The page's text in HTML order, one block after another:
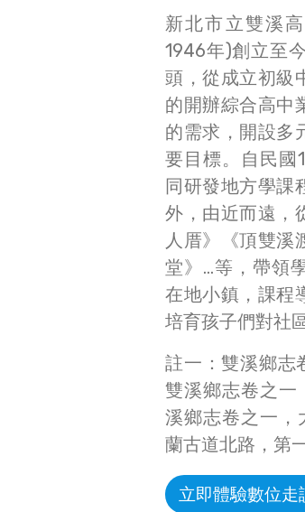
新北市立雙溪
1946年)創立至
頭，從成立初級
的開辦綜合高中
的需求，開設多
要目標。自民國
同研發地方學課
外，由近而遠，
人厝》《頂雙溪
堂》…等，帶領
在地小鎮，課程
培育孩子們對社
註一：雙溪鄉志
雙溪鄉志卷之一
溪鄉志卷之一，
蘭古道北路，第
立即體驗數位走